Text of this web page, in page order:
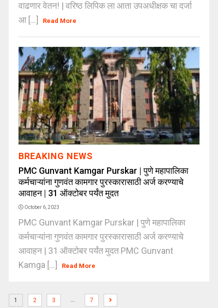
वाढणार वेतन! | वरिष्ठ लिपिक ला आता उपअधीक्षक चा दर्जा
आ [...]
Read More
BREAKING NEWS
PMC Gunvant Kamgar Purskar | पुणे महापालिका
कर्मचाऱ्यांना गुणवंत कामगार पुरस्कारासाठी अर्ज करण्याचे
आवाहन | 31 ऑक्टोबर पर्यंत मुदत
October 6, 2023
PMC Gunvant Kamgar Purskar | पुणे महापालिका
कर्मचाऱ्यांना गुणवंत कामगार पुरस्कारासाठी अर्ज करण्याचे
आवाहन | 31 ऑक्टोबर पर्यंत मुदत PMC Gunvant
Kamga [...]
Read More
1 2 3 … 7